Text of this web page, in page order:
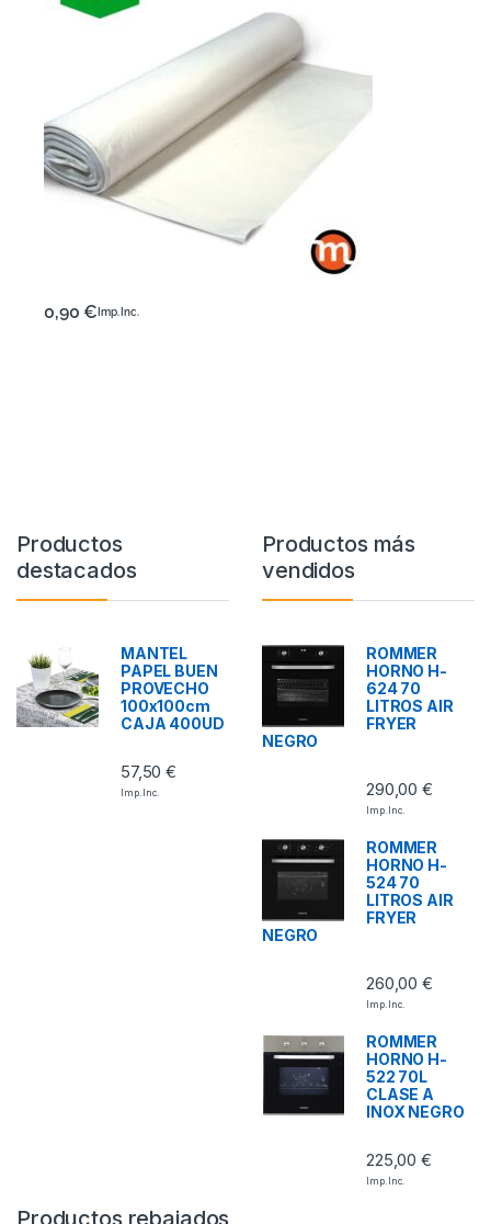
0,90€ Imp. Inc.
Productos
destacados
MANTEL
PAPEL BUEN
PROVECHO
100x100cm
CAJA 400UD
57,50€
Imp. Inc.
Productos más
vendidos
ROMMER
HORNO H-
624 70
LITROS AIR
FRYER
NEGRO
290,00€
Imp. Inc.
ROMMER
HORNO H-
524 70
LITROS AIR
FRYER
NEGRO
260,00€
Imp. Inc.
ROMMER
HORNO H-
522 70L
CLASE A
INOX NEGRO
225,00€
Imp. Inc.